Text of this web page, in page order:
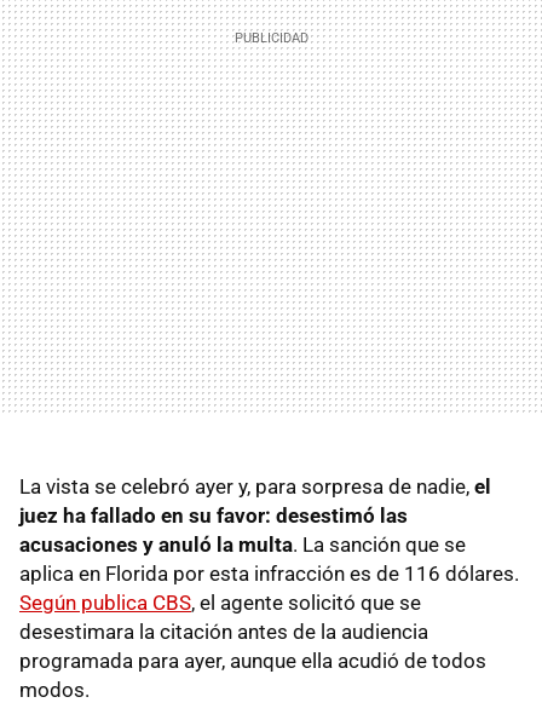
La vista se celebró ayer y, para sorpresa de nadie, el
juez ha fallado en su favor: desestimó las
acusaciones y anuló la multa. La sanción que se
aplica en Florida por esta infracción es de 116 dólares.
Según publica CBS, el agente solicitó que se
desestimara la citación antes de la audiencia
programada para ayer, aunque ella acudió de todos
modos.